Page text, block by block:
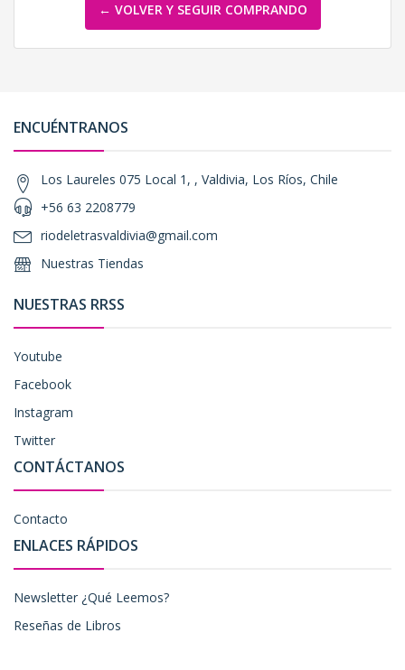
← VOLVER Y SEGUIR COMPRANDO
ENCUÉNTRANOS
Los Laureles 075 Local 1, , Valdivia, Los Ríos, Chile
+56 63 2208779
riodeletrasvaldivia@gmail.com
Nuestras Tiendas
NUESTRAS RRSS
Youtube
Facebook
Instagram
Twitter
CONTÁCTANOS
Contacto
ENLACES RÁPIDOS
Newsletter ¿Qué Leemos?
Reseñas de Libros